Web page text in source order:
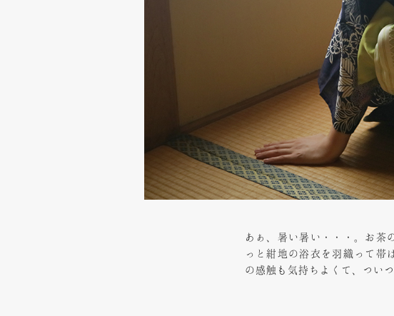
あぁ、暑い暑い・・・。お茶
っと紺地の浴衣を羽織って帯
の感触も気持ちよくて、つい